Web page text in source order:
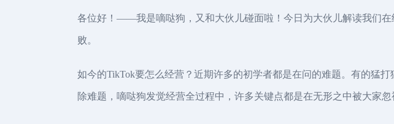
各位好！——我是嘀哒狗，又和大伙儿碰面啦！今日为大伙儿解读我们
败。
如今的TikTok要怎么经营？近期许多的初学者都是在问的难题。有的猛
除难题，嘀哒狗发觉经营全过程中，许多关键点都是在无形之中被大家